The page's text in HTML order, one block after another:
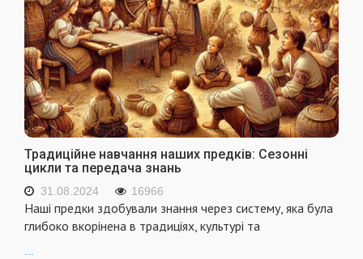
Традиційне навчання наших предків: Сезонні
цикли та передача знань
31.08.2024 16966
Наші предки здобували знання через систему, яка була
глибоко вкорінена в традиціях, культурі та